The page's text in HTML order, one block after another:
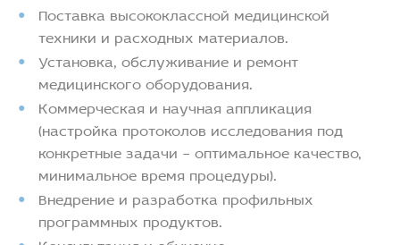
Поставка высококлассной медицинской
техники и расходных материалов.
Установка, обслуживание и ремонт
медицинского оборудования.
Коммерческая и научная аппликация
(настройка протоколов исследования под
конкретные задачи – оптимальное качество,
минимальное время процедуры).
Внедрение и разработка профильных
программных продуктов.